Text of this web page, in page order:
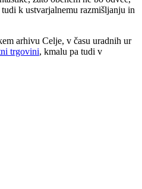
k ustvarjalnemu razmišljanju in
arhivu Celje, v času uradnih ur
trgovini, kmalu pa tudi v